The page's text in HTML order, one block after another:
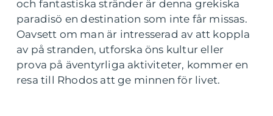
och fantastiska stränder är denna grekiska
paradisö en destination som inte får missas.
Oavsett om man är intresserad av att koppla
av på stranden, utforska öns kultur eller
prova på äventyrliga aktiviteter, kommer en
resa till Rhodos att ge minnen för livet.